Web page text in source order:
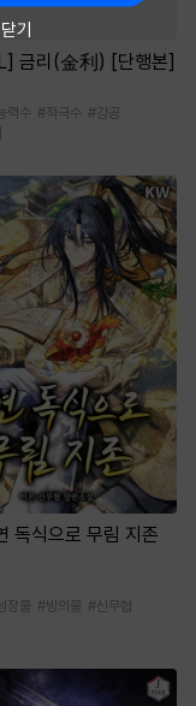
금리(金利) [단행본]
력수 #적극수 #강공
독식으로 무림 지존
장물 #빙의물 #신무협
닫기